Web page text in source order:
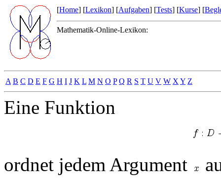
[Home] [Lexikon] [Aufgaben] [Tests] [Kurse] [
Mathematik-Online-Lexikon:
A B C D E F G H I J K L M N O P Q R S T U V W X Y Z
Eine Funktion
ordnet jedem Argument